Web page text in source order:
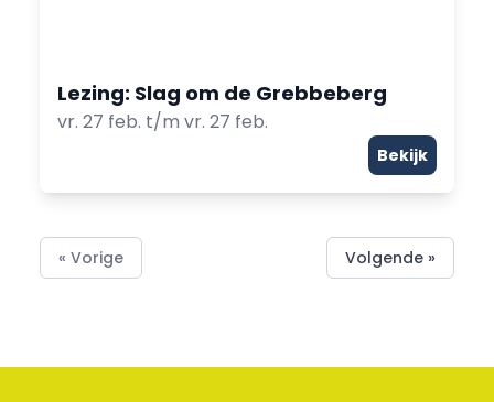
Lezing: Slag om de Grebbeberg
vr. 27 feb. t/m vr. 27 feb.
Bekijk
« Vorige Volgende »